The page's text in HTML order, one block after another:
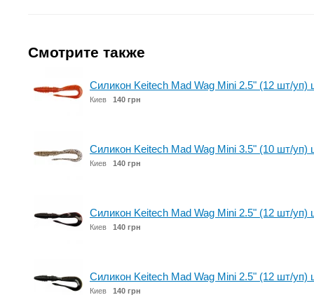
Смотрите также
Силикон Keitech Mad Wag Mini 2.5" (12 шт/уп)
Киев 140 грн
Силикон Keitech Mad Wag Mini 3.5" (10 шт/уп)
Киев 140 грн
Силикон Keitech Mad Wag Mini 2.5" (12 шт/уп)
Киев 140 грн
Силикон Keitech Mad Wag Mini 2.5" (12 шт/уп)
Киев 140 грн